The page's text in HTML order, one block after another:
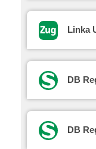
Linka
DB
DB